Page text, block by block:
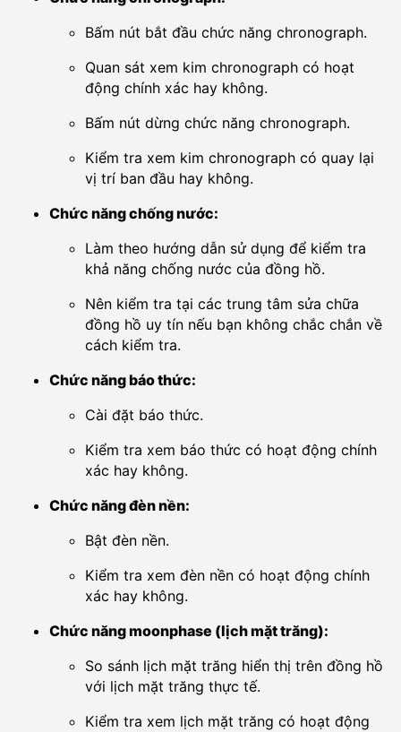
Bấm nút bắt đầu chức năng chronograph.
Quan sát xem kim chronograph có hoạt
động chính xác hay không.
Bấm nút dừng chức năng chronograph.
Kiểm tra xem kim chronograph có quay lại
vị trí ban đầu hay không.
Chức năng chống nước:
Làm theo hướng dẫn sử dụng để kiểm tra
khả năng chống nước của đồng hồ.
Nên kiểm tra tại các trung tâm sửa chữa
đồng hồ uy tín nếu bạn không chắc chắn về
cách kiểm tra.
Chức năng báo thức:
Cài đặt báo thức.
Kiểm tra xem báo thức có hoạt động chính
xác hay không.
Chức năng đèn nền:
Bật đèn nền.
Kiểm tra xem đèn nền có hoạt động chính
xác hay không.
Chức năng moonphase (lịch mặt trăng):
So sánh lịch mặt trăng hiển thị trên đồng hồ
với lịch mặt trăng thực tế.
Kiểm tra xem lịch mặt trăng có hoạt động